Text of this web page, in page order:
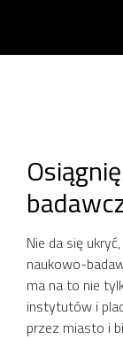
Nie da się
naukowo-
ma na to nie
instytutów i
przez miasto i